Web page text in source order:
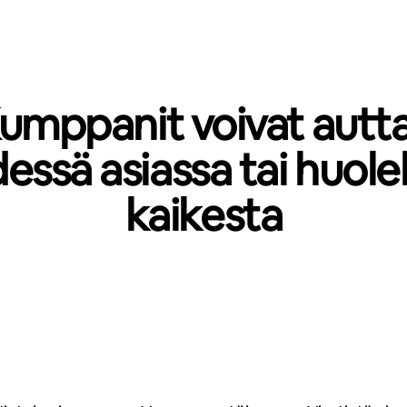
voivat
asiassa tai
kaikesta